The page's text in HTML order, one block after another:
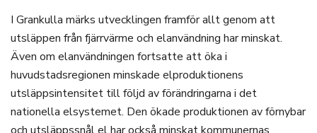
I Grankulla märks utvecklingen framför allt genom att
utsläppen från fjärrvärme och elanvändning har minskat.
Även om elanvändningen fortsatte att öka i
huvudstadsregionen minskade elproduktionens
utsläppsintensitet till följd av förändringarna i det
nationella elsystemet. Den ökade produktionen av förnybar